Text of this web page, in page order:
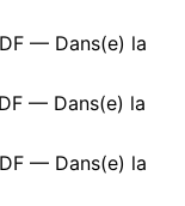
— Dans(e) la
— Dans(e) la
— Dans(e) la